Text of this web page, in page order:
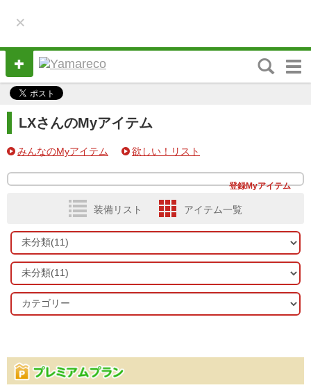
×
M
e
LXさんのMyアイテム
みんなのMyアイテム 欲しい！リスト
登録Myアイテム
装備リスト アイテム一覧